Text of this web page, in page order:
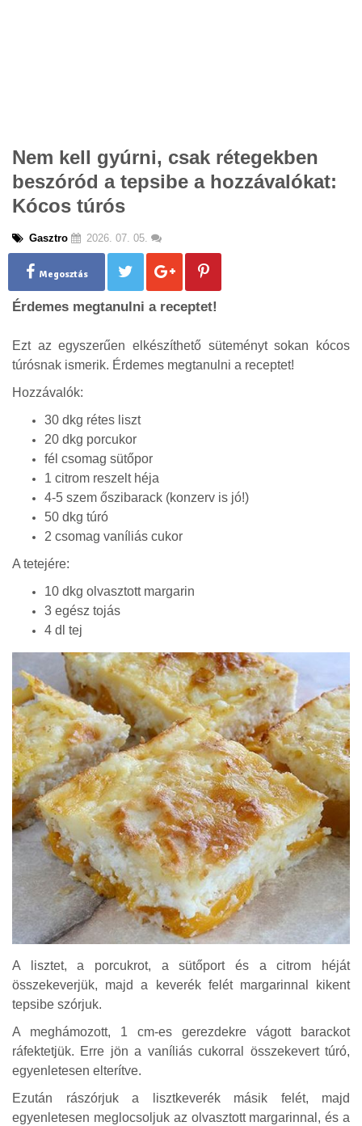
Nem kell gyúrni, csak rétegekben
beszóród a tepsibe a hozzávalókat:
Kócos túrós
Gasztro 2026. 07. 05.
Megosztás
Érdemes megtanulni a receptet!
Ezt az egyszerűen elkészíthető süteményt sokan kócos
túrósnak ismerik. Érdemes megtanulni a receptet!
Hozzávalók:
30 dkg rétes liszt
20 dkg porcukor
fél csomag sütőpor
1 citrom reszelt héja
4-5 szem őszibarack (konzerv is jó!)
50 dkg túró
2 csomag vaníliás cukor
A tetejére:
10 dkg olvasztott margarin
3 egész tojás
4 dl tej
A lisztet, a porcukrot, a sütőport és a citrom héját
összekeverjük, majd a keverék felét margarinnal kikent
tepsibe szórjuk.
A meghámozott, 1 cm-es gerezdekre vágott barackot
ráfektetjük. Erre jön a vaníliás cukorral összekevert túró,
egyenletesen elterítve.
Ezután rászórjuk a lisztkeverék másik felét, majd
egyenletesen meglocsoljuk az olvasztott margarinnal, és a